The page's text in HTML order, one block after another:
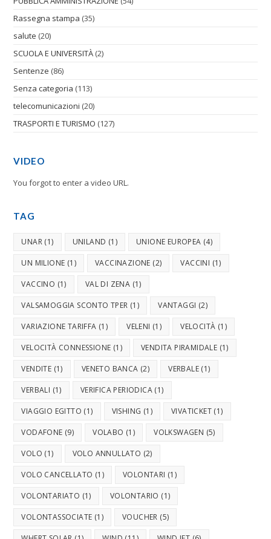
Rassegna stampa (35)
salute (20)
SCUOLA E UNIVERSITÀ (2)
Sentenze (86)
Senza categoria (113)
telecomunicazioni (20)
TRASPORTI E TURISMO (127)
VIDEO
You forgot to enter a video URL.
TAG
UNAR (1) UNILAND (1) UNIONE EUROPEA (4)
UN MILIONE (1) VACCINAZIONE (2) VACCINI (1)
VACCINO (1) VAL DI ZENA (1)
VALSAMOGGIA SCONTO TPER (1) VANTAGGI (2)
VARIAZIONE TARIFFA (1) VELENI (1) VELOCITÀ (1)
VELOCITÀ CONNESSIONE (1) VENDITA PIRAMIDALE (1)
VENDITE (1) VENETO BANCA (2) VERBALE (1)
VERBALI (1) VERIFICA PERIODICA (1)
VIAGGIO EGITTO (1) VISHING (1) VIVATICKET (1)
VODAFONE (9) VOLABO (1) VOLKSWAGEN (5)
VOLO (1) VOLO ANNULLATO (2)
VOLO CANCELLATO (1) VOLONTARI (1)
VOLONTARIATO (1) VOLONTARIO (1)
VOLONTASSOCIATE (1) VOUCHER (5)